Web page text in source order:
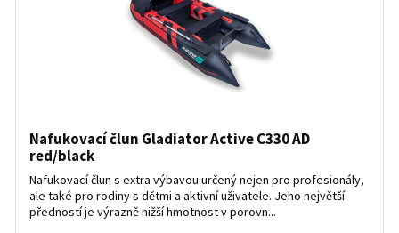
Nafukovací člun Gladiator Active C330 AD
red/black
Nafukovací člun s extra výbavou určený nejen pro profesionály,
ale také pro rodiny s dětmi a aktivní uživatele. Jeho největší
předností je výrazně nižší hmotnost v porovn...